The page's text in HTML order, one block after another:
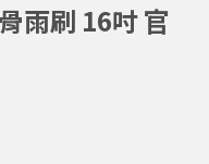
雨刷 16吋 官